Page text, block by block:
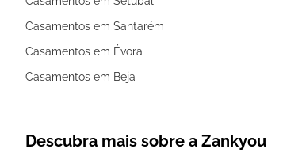
Casamentos em Santarém
Casamentos em Évora
Casamentos em Beja
Descubra mais sobre a Zankyou